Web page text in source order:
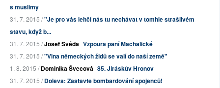
s muslimy
31. 7. 2015 /"Je pro vás lehčí nás tu nechávat v tomhle strašlivém
stavu, když b...
31. 7. 2015 /Josef Švéda Vzpoura paní Machalické
31. 7. 2015 /"Vlna německých židů se valí do naší země"
1. 8. 2015 /Dominika Švecová 85. Jiráskův Hronov
31. 7. 2015 /Doleva: Zastavte bombardování spojenců!